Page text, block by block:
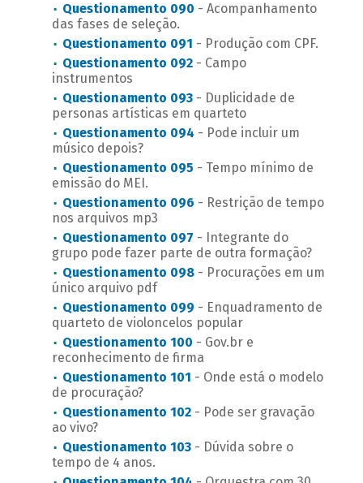
Questionamento 090 - Acompanhamento
das fases de seleção.
Questionamento 091 - Produção com CPF.
Questionamento 092 - Campo
instrumentos
Questionamento 093 - Duplicidade de
personas artísticas em quarteto
Questionamento 094 - Pode incluir um
músico depois?
Questionamento 095 - Tempo mínimo de
emissão do MEI.
Questionamento 096 - Restrição de tempo
nos arquivos mp3
Questionamento 097 - Integrante do
grupo pode fazer parte de outra formação?
Questionamento 098 - Procurações em um
único arquivo pdf
Questionamento 099 - Enquadramento de
quarteto de violoncelos popular
Questionamento 100 - Gov.br e
reconhecimento de firma
Questionamento 101 - Onde está o modelo
de procuração?
Questionamento 102 - Pode ser gravação
ao vivo?
Questionamento 103 - Dúvida sobre o
tempo de 4 anos.